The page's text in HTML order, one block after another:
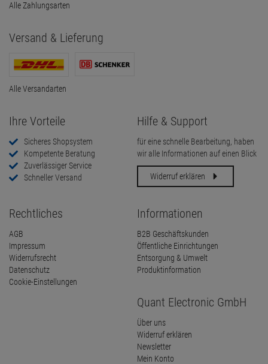
Alle Zahlungsarten
Versand & Lieferung
Alle Versandarten
Ihre Vorteile
Sicheres Shopsystem
Kompetente Beratung
Zuverlässiger Service
Schneller Versand
Hilfe & Support
für eine schnelle Bearbeitung, haben
wir alle Informationen auf einen Blick
Widerruf erklären
Rechtliches
AGB
Impressum
Widerrufsrecht
Datenschutz
Cookie-Einstellungen
Informationen
B2B Geschäftskunden
Öffentliche Einrichtungen
Entsorgung & Umwelt
Produktinformation
Quant Electronic GmbH
Über uns
Widerruf erklären
Newsletter
Mein Konto